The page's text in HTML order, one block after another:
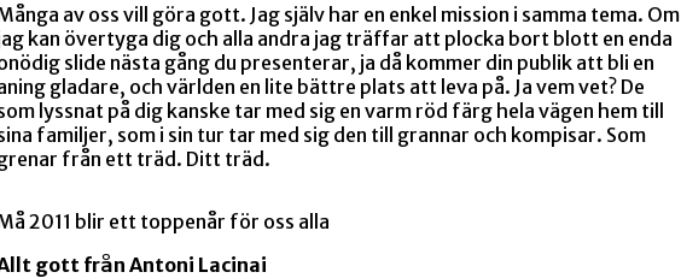
av oss vill göra gott. Jag själv har en enkel mission i samma tema. Om
kan övertyga dig och alla andra jag träffar att plocka bort blott en enda
slide nästa gång du presenterar, ja då kommer din publik att bli en
gladare, och världen en lite bättre plats att leva på. Ja vem vet? De
lyssnat på dig kanske tar med sig en varm röd färg hela vägen hem till
familjer, som i sin tur tar med sig den till grannar och kompisar. Som
från ett träd. Ditt träd.
2011 blir ett toppenår för oss alla
gott från Antoni Lacinai